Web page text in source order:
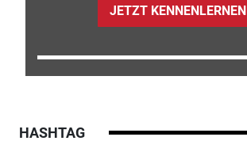
JETZT KENNENLERNEN
HASHTAG